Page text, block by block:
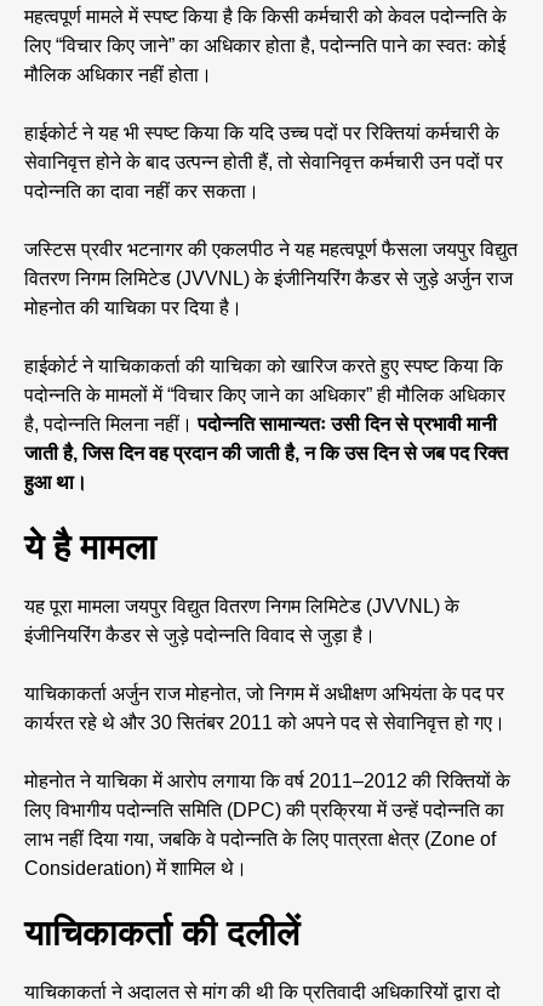
महत्वपूर्ण मामले में स्पष्ट किया है कि किसी कर्मचारी को केवल पदोन्नति के
लिए “विचार किए जाने” का अधिकार होता है, पदोन्नति पाने का स्वतः कोई
मौलिक अधिकार नहीं होता।
हाईकोर्ट ने यह भी स्पष्ट किया कि यदि उच्च पदों पर रिक्तियां कर्मचारी के
सेवानिवृत्त होने के बाद उत्पन्न होती हैं, तो सेवानिवृत्त कर्मचारी उन पदों पर
पदोन्नति का दावा नहीं कर सकता।
जस्टिस प्रवीर भटनागर की एकलपीठ ने यह महत्वपूर्ण फैसला जयपुर विद्युत
वितरण निगम लिमिटेड (JVVNL) के इंजीनियरिंग कैडर से जुड़े अर्जुन राज
मोहनोत की याचिका पर दिया है।
हाईकोर्ट ने याचिकाकर्ता की याचिका को खारिज करते हुए स्पष्ट किया कि
पदोन्नति के मामलों में “विचार किए जाने का अधिकार” ही मौलिक अधिकार
है, पदोन्नति मिलना नहीं।पदोन्नति सामान्यतः उसी दिन से प्रभावी मानी
जाती है, जिस दिन वह प्रदान की जाती है, न कि उस दिन से जब पद रिक्त
हुआ था।
ये है मामला
यह पूरा मामला जयपुर विद्युत वितरण निगम लिमिटेड (JVVNL) के
इंजीनियरिंग कैडर से जुड़े पदोन्नति विवाद से जुड़ा है।
याचिकाकर्ता अर्जुन राज मोहनोत, जो निगम में अधीक्षण अभियंता के पद पर
कार्यरत रहे थे और 30 सितंबर 2011 को अपने पद से सेवानिवृत्त हो गए।
मोहनोत ने याचिका में आरोप लगाया कि वर्ष 2011–2012 की रिक्तियों के
लिए विभागीय पदोन्नति समिति (DPC) की प्रक्रिया में उन्हें पदोन्नति का
लाभ नहीं दिया गया, जबकि वे पदोन्नति के लिए पात्रता क्षेत्र (Zone of
Consideration) में शामिल थे।
याचिकाकर्ता की दलीलें
याचिकाकर्ता ने अदालत से मांग की थी कि प्रतिवादी अधिकारियों द्वारा दो